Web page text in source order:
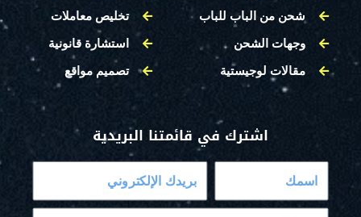
شحن من الباب للباب
وجهات الشحن
مقالات لوجيستية
تخليص معاملات
استشارة قانونية
تصميم مواقع
اشترك في قائمتنا البريدية